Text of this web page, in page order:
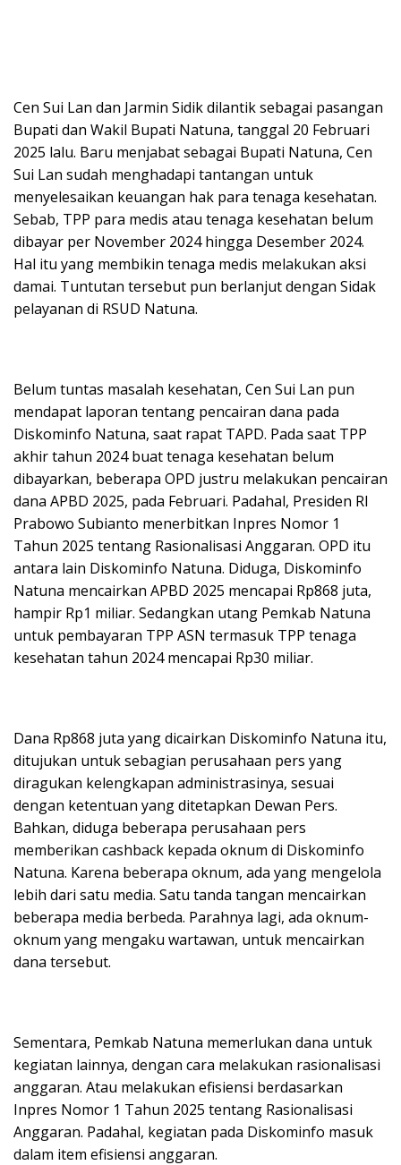
Cen Sui Lan dan Jarmin Sidik dilantik sebagai pasangan
Bupati dan Wakil Bupati Natuna, tanggal 20 Februari
2025 lalu. Baru menjabat sebagai Bupati Natuna, Cen
Sui Lan sudah menghadapi tantangan untuk
menyelesaikan keuangan hak para tenaga kesehatan.
Sebab, TPP para medis atau tenaga kesehatan belum
dibayar per November 2024 hingga Desember 2024.
Hal itu yang membikin tenaga medis melakukan aksi
damai. Tuntutan tersebut pun berlanjut dengan Sidak
pelayanan di RSUD Natuna.
Belum tuntas masalah kesehatan, Cen Sui Lan pun
mendapat laporan tentang pencairan dana pada
Diskominfo Natuna, saat rapat TAPD. Pada saat TPP
akhir tahun 2024 buat tenaga kesehatan belum
dibayarkan, beberapa OPD justru melakukan pencairan
dana APBD 2025, pada Februari. Padahal, Presiden RI
Prabowo Subianto menerbitkan Inpres Nomor 1
Tahun 2025 tentang Rasionalisasi Anggaran. OPD itu
antara lain Diskominfo Natuna. Diduga, Diskominfo
Natuna mencairkan APBD 2025 mencapai Rp868 juta,
hampir Rp1 miliar. Sedangkan utang Pemkab Natuna
untuk pembayaran TPP ASN termasuk TPP tenaga
kesehatan tahun 2024 mencapai Rp30 miliar.
Dana Rp868 juta yang dicairkan Diskominfo Natuna itu,
ditujukan untuk sebagian perusahaan pers yang
diragukan kelengkapan administrasinya, sesuai
dengan ketentuan yang ditetapkan Dewan Pers.
Bahkan, diduga beberapa perusahaan pers
memberikan cashback kepada oknum di Diskominfo
Natuna. Karena beberapa oknum, ada yang mengelola
lebih dari satu media. Satu tanda tangan mencairkan
beberapa media berbeda. Parahnya lagi, ada oknum-
oknum yang mengaku wartawan, untuk mencairkan
dana tersebut.
Sementara, Pemkab Natuna memerlukan dana untuk
kegiatan lainnya, dengan cara melakukan rasionalisasi
anggaran. Atau melakukan efisiensi berdasarkan
Inpres Nomor 1 Tahun 2025 tentang Rasionalisasi
Anggaran. Padahal, kegiatan pada Diskominfo masuk
dalam item efisiensi anggaran.